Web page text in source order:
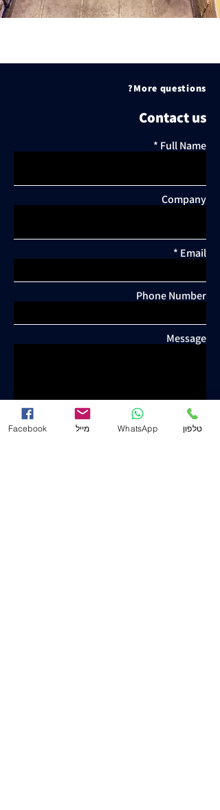
More questions?
Contact us
Full Name
Company
Email
Phone Number
Message
Send
Facebook מייל WhatsApp טלפון